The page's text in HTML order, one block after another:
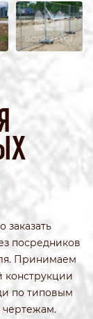
посредников
Принимаем
конструкции
по типовым
чертежам.